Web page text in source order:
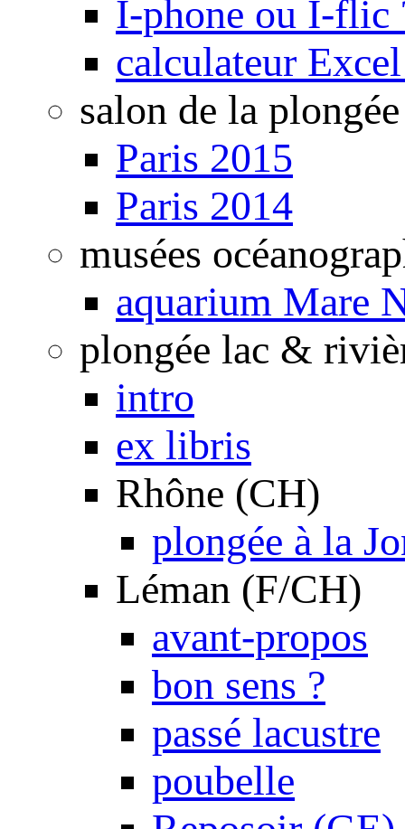
I-phone ou I-flic
calculateur
salon de la plongée
Paris 2015
Paris 2014
musées
aquarium Mare
plongée lac &
intro
ex libris
Rhône (CH)
plongée à la
Léman (F/CH)
avant-propos
bon sens ?
passé lacustre
poubelle